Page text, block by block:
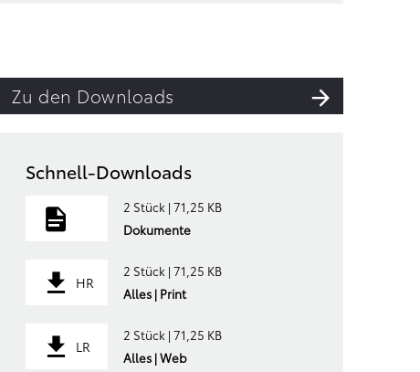
Zu den Downloads
Schnell-Downloads
2 Stück | 71,25 KB
Dokumente
HR
2 Stück | 71,25 KB
Alles | Print
LR
2 Stück | 71,25 KB
Alles | Web